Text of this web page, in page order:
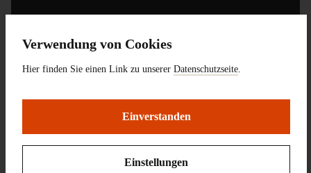
Kontakt:
Verwendung von Cookies
Hier finden Sie einen Link zu unserer Datenschutzseite.
Einverstanden
Einstellungen